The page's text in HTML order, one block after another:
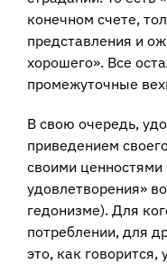
конечном счете,
представления и
хорошего». Все
промежуточные
В свою очередь,
приведением
своими ценностями
удовлетворения»
гедонизме). Для
потреблении, для
это, как говорится,